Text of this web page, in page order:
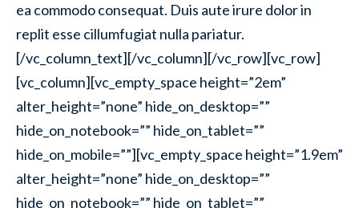
ea commodo consequat. Duis aute irure dolor in
replit esse cillumfugiat nulla pariatur.
[/vc_column_text][/vc_column][/vc_row][vc_row]
[vc_column][vc_empty_space height=”2em”
alter_height=”none” hide_on_desktop=””
hide_on_notebook=”” hide_on_tablet=””
hide_on_mobile=””][vc_empty_space height=”1.9em”
alter_height=”none” hide_on_desktop=””
hide_on_notebook=”” hide_on_tablet=””